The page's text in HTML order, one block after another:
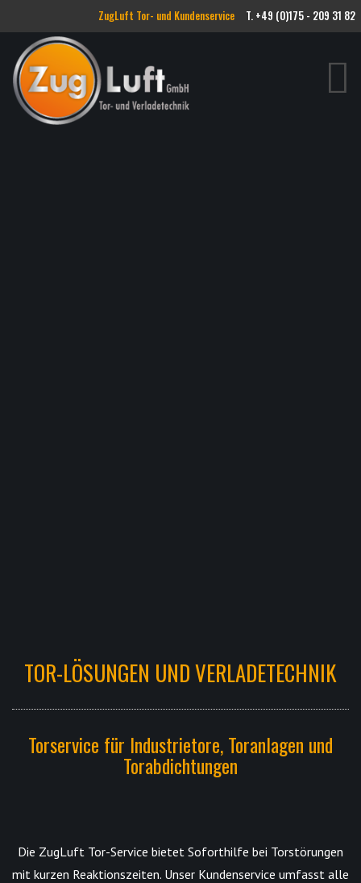
ZugLuft Tor- und Kundenservice T. +49 (0)175 - 209 31 82
TOR-LÖSUNGEN UND VERLADETECHNIK
Torservice für Industrietore, Toranlagen und
Torabdichtungen
Die ZugLuft Tor-Service bietet Soforthilfe bei Torstörungen
mit kurzen Reaktionszeiten. Unser Kundenservice umfasst alle